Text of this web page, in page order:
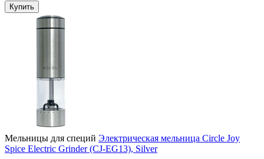
Купить
Мельницы для специй Электрическая мельница Circle Joy
Spice Electric Grinder (CJ-EG13), Silver